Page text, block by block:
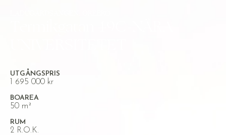
UTGÅNGSPRIS
1 695 000 kr
BOAREA
50 m²
RUM
2 R.O.K.